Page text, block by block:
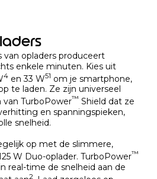
van opladers produceert
enkele minuten. Kies uit
4 en 33 W51 om je smartphone,
te laden. Ze zijn universeel
TurboPower™ Shield dat ze
en spanningspieken,
snelheid.
op met de slimmere,
W Duo-oplader. TurboPower™
real-time de snelheid aan de
2